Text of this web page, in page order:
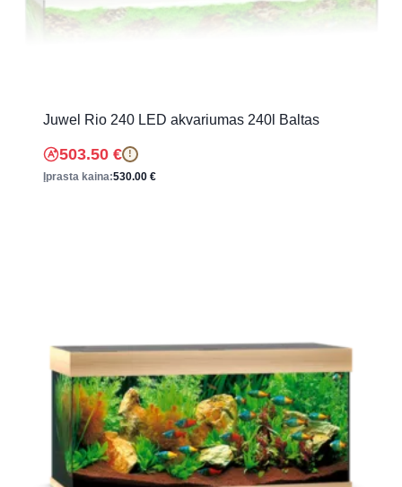
Juwel Rio 240 LED akvariumas 240l Baltas
503.50 € !
Įprasta kaina:530.00 €